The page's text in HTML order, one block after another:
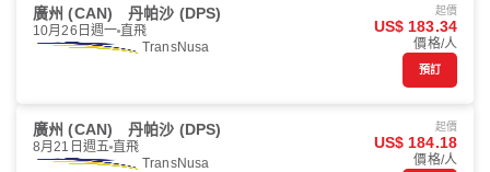
廣州 (CAN) 丹帕沙 (DPS)
10月26日週一 直飛
TransNusa
起價
US$ 183.34
價格/人
預訂
廣州 (CAN) 丹帕沙 (DPS)
8月21日週五 直飛
TransNusa
起價
US$ 184.18
價格/人